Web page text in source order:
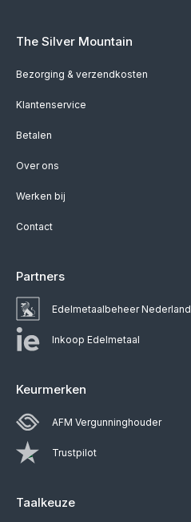
The Silver Mountain
Bezorging & verzendkosten
Klantenservice
Betalen
Over ons
Werken bij
Contact
Partners
Edelmetaalbeheer Nederland
Inkoop Edelmetaal
Keurmerken
AFM Vergunninghouder
Trustpilot
Taalkeuze